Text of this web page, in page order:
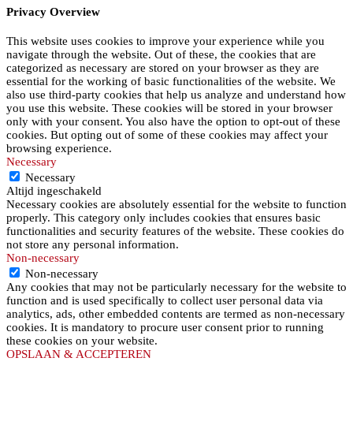
Privacy Overview
This website uses cookies to improve your experience while you
navigate through the website. Out of these, the cookies that are
categorized as necessary are stored on your browser as they are
essential for the working of basic functionalities of the website. We
also use third-party cookies that help us analyze and understand how
you use this website. These cookies will be stored in your browser
only with your consent. You also have the option to opt-out of these
cookies. But opting out of some of these cookies may affect your
browsing experience.
Necessary
Necessary
Altijd ingeschakeld
Necessary cookies are absolutely essential for the website to function
properly. This category only includes cookies that ensures basic
functionalities and security features of the website. These cookies do
not store any personal information.
Non-necessary
Non-necessary
Any cookies that may not be particularly necessary for the website to
function and is used specifically to collect user personal data via
analytics, ads, other embedded contents are termed as non-necessary
cookies. It is mandatory to procure user consent prior to running
these cookies on your website.
OPSLAAN & ACCEPTEREN